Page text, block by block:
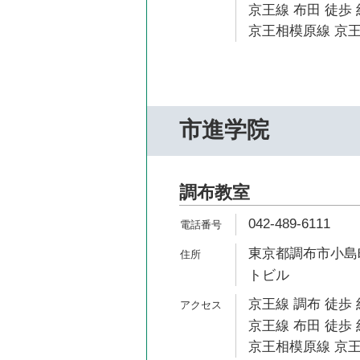
京王線 布田 徒歩
京王相模原線 京
市進学院
調布教室
042-489-6111
東京都調布市小
トビル
京王線 調布 徒歩
京王線 布田 徒歩
京王相模原線 京